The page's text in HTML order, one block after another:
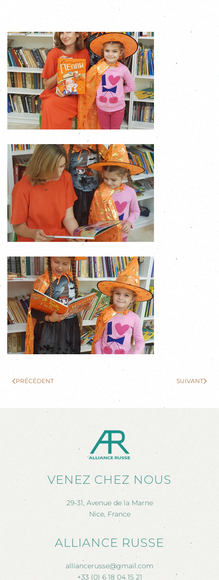
PRÉCÉDENT SUIVANT
VENEZ CHEZ NOUS
29-31, Avenue de la Marne
Nice, France
ALLIANCE RUSSE
alliancerusse@gmail.com
+33 (0) 6 18 04 15 21